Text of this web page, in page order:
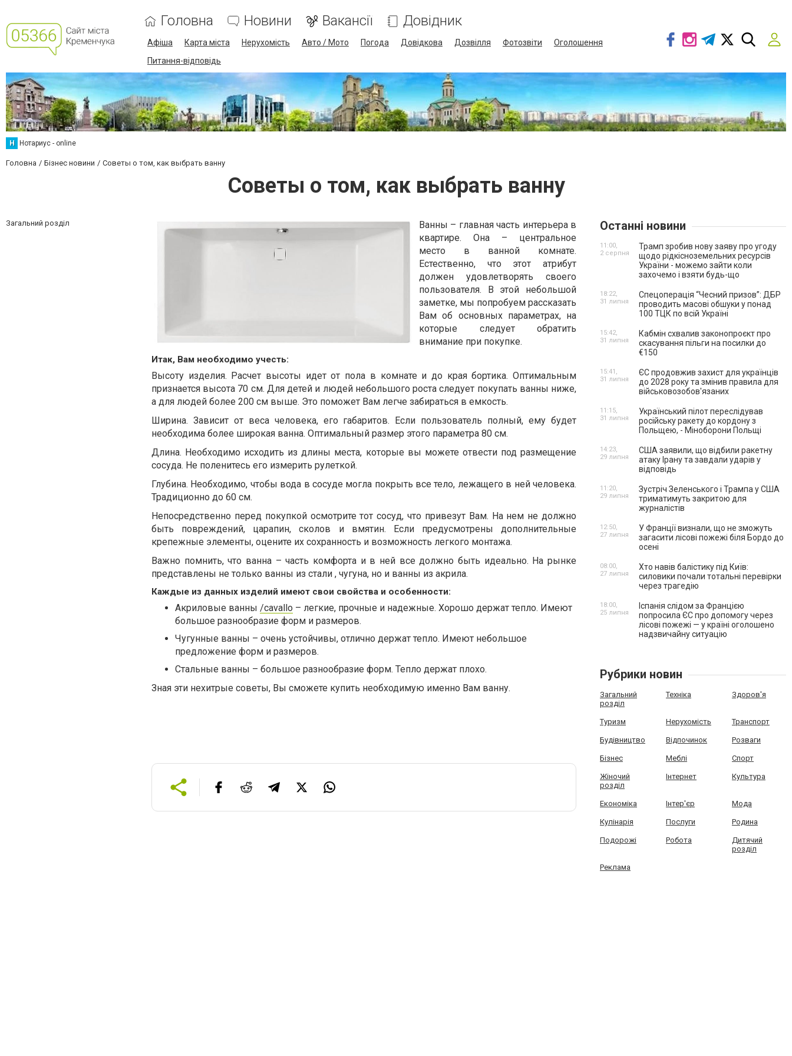
Головна Новини Вакансії Довідник
Афіша Карта міста Нерухомість Авто / Мото Погода Довідкова Дозвілля Фотозвіти
Оголошення
Питання-відповідь
Н Нотариус - online
Головна Бізнес новини Советы о том, как выбрать ванну
Советы о том, как выбрать ванну
Загальний розділ
Ванны – главная часть интерьера в
квартире. Она – центральное
место в ванной комнате.
Естественно, что этот атрибут
должен удовлетворять своего
пользователя. В этой небольшой
заметке, мы попробуем рассказать
Вам об основных параметрах, на
которые следует обратить
внимание при покупке.
Итак, Вам необходимо учесть:
Высоту изделия. Расчет высоты идет от пола в комнате и до края бортика. Оптимальным
признается высота 70 см. Для детей и людей небольшого роста следует покупать ванны ниже,
а для людей более 200 см выше. Это поможет Вам легче забираться в емкость.
Ширина. Зависит от веса человека, его габаритов. Если пользователь полный, ему будет
необходима более широкая ванна. Оптимальный размер этого параметра 80 см.
Длина. Необходимо исходить из длины места, которые вы можете отвести под размещение
сосуда. Не поленитесь его измерить рулеткой.
Глубина. Необходимо, чтобы вода в сосуде могла покрыть все тело, лежащего в ней человека.
Традиционно до 60 см.
Непосредственно перед покупкой осмотрите тот сосуд, что привезут Вам. На нем не должно
быть повреждений, царапин, сколов и вмятин. Если предусмотрены дополнительные
крепежные элементы, оцените их сохранность и возможность легкого монтажа.
Важно помнить, что ванна – часть комфорта и в ней все должно быть идеально. На рынке
представлены не только ванны из стали , чугуна, но и ванны из акрила.
Каждые из данных изделий имеют свои свойства и особенности:
Акриловые ванны /cavallo – легкие, прочные и надежные. Хорошо держат тепло. Имеют
большое разнообразие форм и размеров.
Чугунные ванны – очень устойчивы, отлично держат тепло. Имеют небольшое
предложение форм и размеров.
Стальные ванны – большое разнообразие форм. Тепло держат плохо.
Зная эти нехитрые советы, Вы сможете купить необходимую именно Вам ванну.
Останні новини
Трамп зробив нову заяву про угоду
щодо рідкісноземельних ресурсів
України - можемо зайти коли
захочемо і взяти будь-що
11:00,
2 серпня
Спецоперація “Чесний призов”: ДБР
проводить масові обшуки у понад
100 ТЦК по всій Україні
18:22,
31 липня
Кабмін схвалив законопроєкт про
скасування пільги на посилки до
€150
15:42,
31 липня
ЄС продовжив захист для українців
до 2028 року та змінив правила для
військовозобов'язаних
15:41,
31 липня
Український пілот переслідував
російську ракету до кордону з
Польщею, - Міноборони Польщі
11:15,
31 липня
США заявили, що відбили ракетну
атаку Ірану та завдали ударів у
відповідь
14:23,
29 липня
Зустріч Зеленського і Трампа у США
триматимуть закритою для
журналістів
11:20,
29 липня
У Франції визнали, що не зможуть
загасити лісові пожежі біля Бордо до
осені
12:50,
27 липня
Хто навів балістику під Київ:
силовики почали тотальні перевірки
через трагедію
08:00,
27 липня
Іспанія слідом за Францією
попросила ЄС про допомогу через
лісові пожежі — у країні оголошено
надзвичайну ситуацію
18:00,
25 липня
Рубрики новин
Загальний
розділ
Техніка Здоров'я
Туризм Нерухомість Транспорт
Будівництво Відпочинок Розваги
Бізнес Меблі Спорт
Жіночий
розділ
Інтернет Культура
Економіка Інтер'єр Мода
Кулінарія Послуги Родина
Подорожі Робота
Дитячий
розділ
Реклама